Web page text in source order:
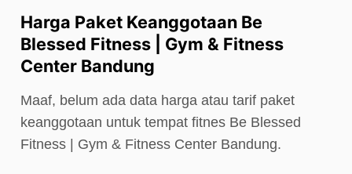
Harga Paket Keanggotaan Be
Blessed Fitness | Gym & Fitness
Center Bandung
Maaf, belum ada data harga atau tarif paket
keanggotaan untuk tempat fitnes Be Blessed
Fitness | Gym & Fitness Center Bandung.